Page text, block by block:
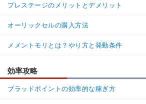
プレステージのメリットとデメリット
オーリックセルの購入方法
メメントモリとは？やり方と発動条件
効率攻略
ブラッドポイントの効率的な稼ぎ方